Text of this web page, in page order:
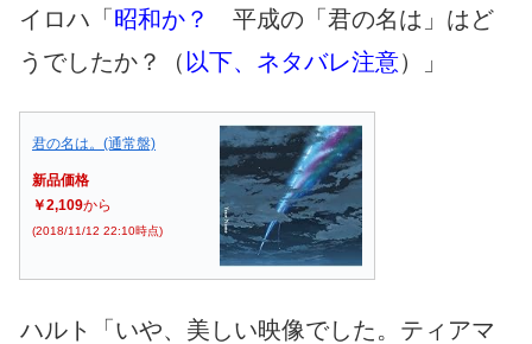
イロハ「昭和か？
平成の「君の名は」はど
うでしたか？（ 以下、ネタバレ注意）」
君の名は。(通常盤)
新品価格
￥2,109から
(2018/11/12 22:10時点)
ハルト「いや、美しい映像でした。ティアマ